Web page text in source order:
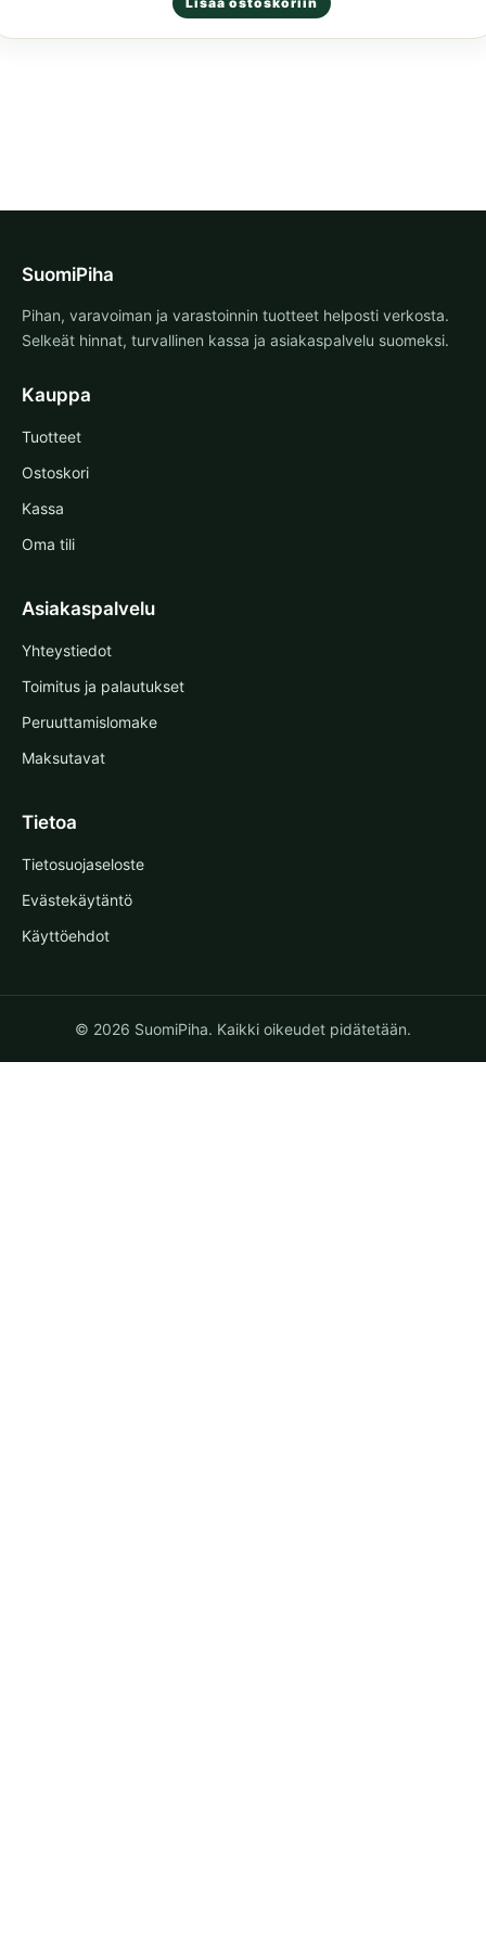
tuotteesta:
SuomiPiha
Pihan, varavoiman ja varastoinnin tuotteet helposti verkosta.
Selkeät hinnat, turvallinen kassa ja asiakaspalvelu suomeksi.
Kauppa
Tuotteet
Ostoskori
Kassa
Oma tili
Asiakaspalvelu
Yhteystiedot
Toimitus ja palautukset
Peruuttamislomake
Maksutavat
Tietoa
Tietosuojaseloste
Evästekäytäntö
Käyttöehdot
© 2026 SuomiPiha. Kaikki oikeudet pidätetään.